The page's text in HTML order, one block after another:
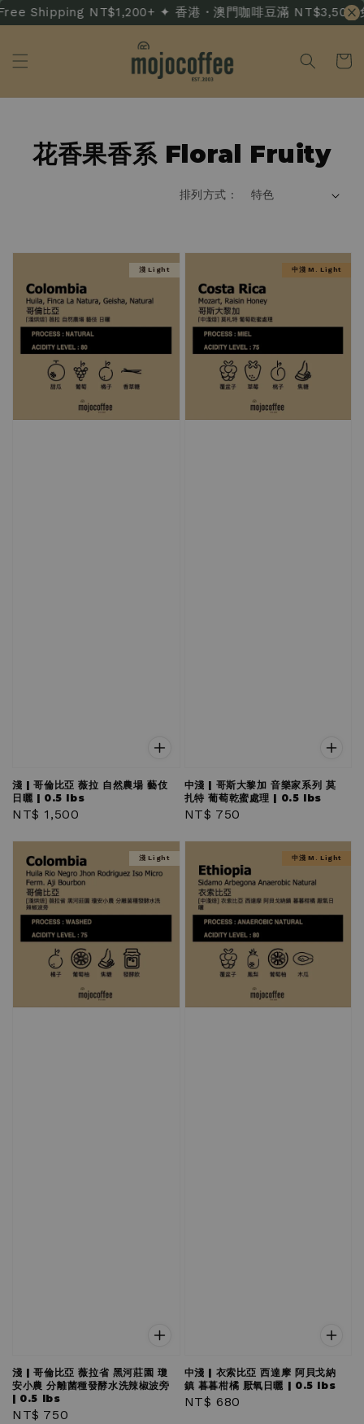
Shipping NT$1,200+ ✦ 香港・澳門咖啡豆滿 NT$3,500
花香果香系 Floral Fruity
排列方式 :
明亮清爽，層次豐富
Delicate florals with vibrant acidity
淺 Light
淺 | 哥倫比亞 薇拉 自然農場 藝伎
日曬 | 0.5 lbs
Regular
NT$ 1,500
中淺 M. Light
中淺 | 哥斯大黎加 音樂家系列 莫
扎特 葡萄乾蜜處理 | 0.5 lbs
Regular
NT$ 750
淺 Light
淺 | 哥倫比亞 薇拉省 黑河莊園 瓊
安小農 分離菌種發酵水洗辣椒波旁
| 0.5 lbs
Regular
NT$ 750
中淺 M. Light
中淺 | 衣索比亞 西達摩 阿貝戈納
鎮 暮暮柑橘 厭氧日曬 | 0.5 lbs
Regular
NT$ 680